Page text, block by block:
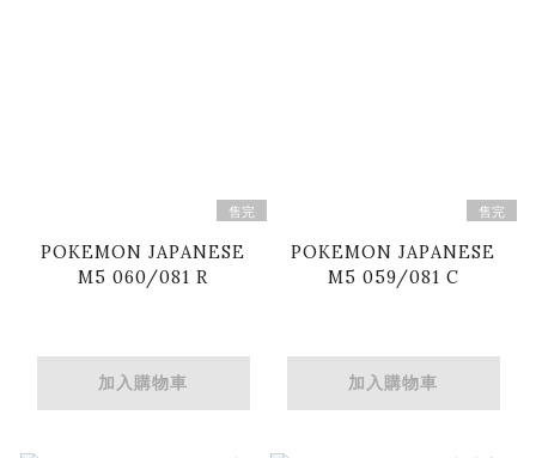
售完
POKEMON JAPANESE
M5 060/081 R
加入購物車
售完
POKEMON JAPANESE
M5 059/081 C
加入購物車